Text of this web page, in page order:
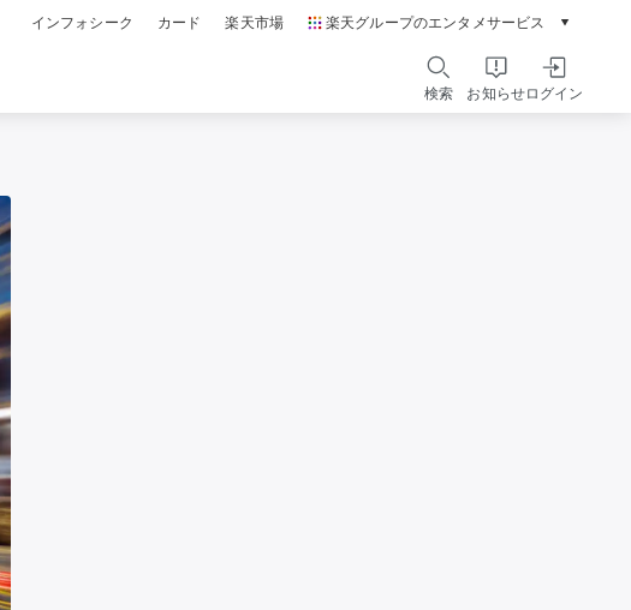
インフォシーク カード 楽天市場 楽天グループのエンタメサービス
本/ゲーム/CD/DVD
動画配信ガイド
Rakuten PLAY
検索 お知らせログイン